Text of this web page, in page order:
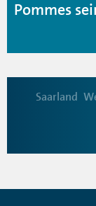
Pommes
Saarland